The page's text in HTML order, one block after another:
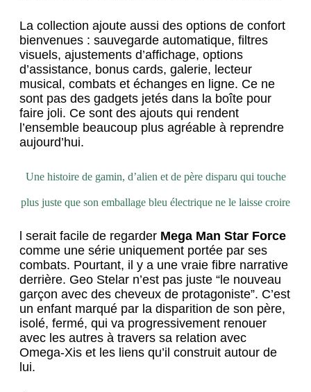
La collection ajoute aussi des options de confort
bienvenues : sauvegarde automatique, filtres
visuels, ajustements d’affichage, options
d’assistance, bonus cards, galerie, lecteur
musical, combats et échanges en ligne. Ce ne
sont pas des gadgets jetés dans la boîte pour
faire joli. Ce sont des ajouts qui rendent
l’ensemble beaucoup plus agréable à reprendre
aujourd’hui.
Une histoire de gamin, d’alien et de père disparu qui touche
plus juste que son emballage bleu électrique ne le laisse croire
l serait facile de regarder Mega Man Star Force
comme une série uniquement portée par ses
combats. Pourtant, il y a une vraie fibre narrative
derrière. Geo Stelar n’est pas juste “le nouveau
garçon avec des cheveux de protagoniste”. C’est
un enfant marqué par la disparition de son père,
isolé, fermé, qui va progressivement renouer
avec les autres à travers sa relation avec
Omega-Xis et les liens qu’il construit autour de
lui.